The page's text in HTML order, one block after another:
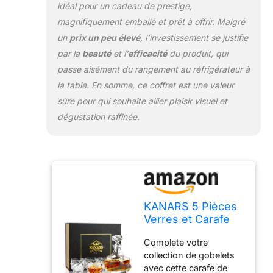
poings fermés sachant
que votre boisson
préférée n’est pas
contenue par le plomb
comme les autres
verres de whisky de
qualité médiocre.
respect approprié en le
whisky coffret est un
cadeau majestueux
compléter n’importe
quel style. Avec un
entretien facile main
vaisselle, cet ensemble
de verrerie de whisky
idéal pour un cadeau de prestige,
magnifiquement emballé et prêt à offrir. Malgré
un prix un peu élevé, l’investissement se justifie
par la beautéet l’efficacitédu produit, qui
passe aisément du rangement au réfrigérateur à
la table. En somme, ce coffret est une valeur
sûre pour qui souhaite allier plaisir visuel et
dégustation raffinée.
KANARS 5 Pièces
Verres et Carafe
Cristal, 750 ml
Bouteille avec 4x
260 ml Verre à
Complete votre
collection de gobelets
avec cette carafe de